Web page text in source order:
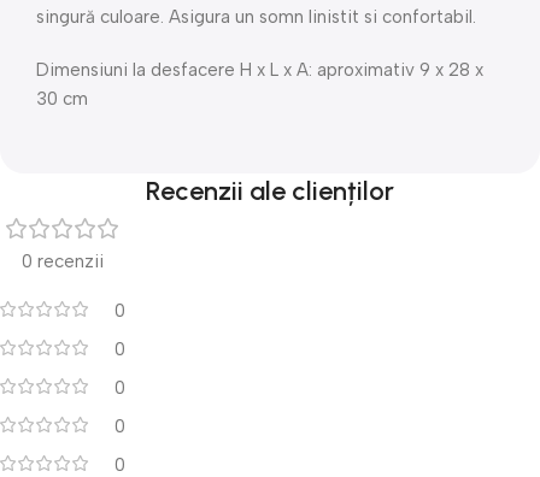
singură culoare. Asigura un somn linistit si confortabil.
Dimensiuni la desfacere H x L x A: aproximativ 9 x 28 x
30 cm
Recenzii ale clienților
0 recenzii
0
0
0
0
0